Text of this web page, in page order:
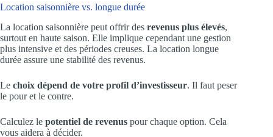
Location saisonnière vs. longue durée
La location saisonnière peut offrir des revenus plus élevés,
surtout en haute saison. Elle implique cependant une gestion
plus intensive et des périodes creuses. La location longue
durée assure une stabilité des revenus.
Le choix dépend de votre profil d’investisseur. Il faut peser
le pour et le contre.
Calculez le potentiel de revenus pour chaque option. Cela
vous aidera à décider.